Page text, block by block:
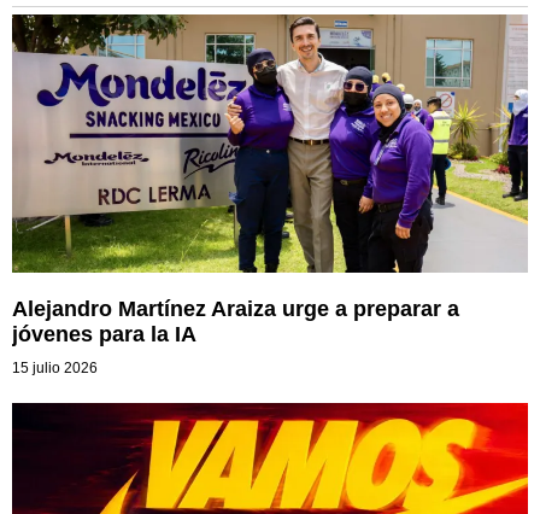
Alejandro Martínez Araiza urge a preparar a
jóvenes para la IA
15 julio 2026